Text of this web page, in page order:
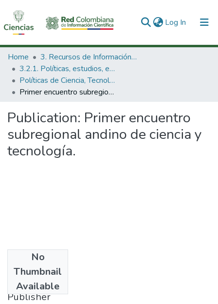
Log In (current)
Communities & Collections
All of DSpace
Statistics
Home
3. Recursos de Información Científica y Tecnológica
3.2.1. Políticas, estudios, evaluaciones e indicadores de CTeI
Políticas de Ciencia, Tecnología e Innovación
Primer encuentro subregional andino de ciencia y tecnología.
Publication: Primer encuentro
subregional andino de ciencia y
tecnología.
No
Thumbnail
Available
1980
Publisher